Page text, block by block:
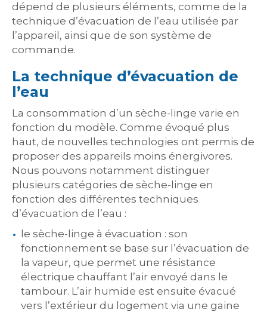
dépend de plusieurs éléments, comme de la
technique d’évacuation de l’eau utilisée par
l’appareil, ainsi que de son système de
commande.
La technique d’évacuation de
l’eau
La consommation d’un sèche-linge varie en
fonction du modèle. Comme évoqué plus
haut, de nouvelles technologies ont permis de
proposer des appareils moins énergivores.
Nous pouvons notamment distinguer
plusieurs catégories de sèche-linge en
fonction des différentes techniques
d’évacuation de l’eau :
le sèche-linge à évacuation : son
fonctionnement se base sur l’évacuation de
la vapeur, que permet une résistance
électrique chauffant l’air envoyé dans le
tambour. L’air humide est ensuite évacué
vers l’extérieur du logement via une gaine